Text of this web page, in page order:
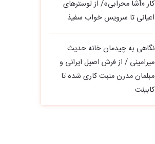
کار «آشا محرابی»/ از لوسترهای
اعیانی تا سرویس خواب سفیذ
نگاهی به چیدمان خانه حدیث
میرامینی / از فرش اصیل ایرانی و
مبلمان مدرن منبت‌ کاری‌ شده تا
کابینت